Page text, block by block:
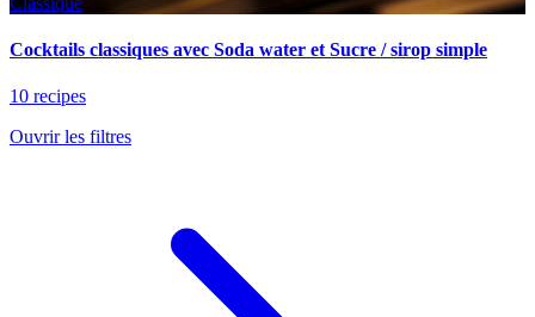
Cocktails classiques avec Soda water et Sucre / sirop simple
10 recipes
Ouvrir les filtres